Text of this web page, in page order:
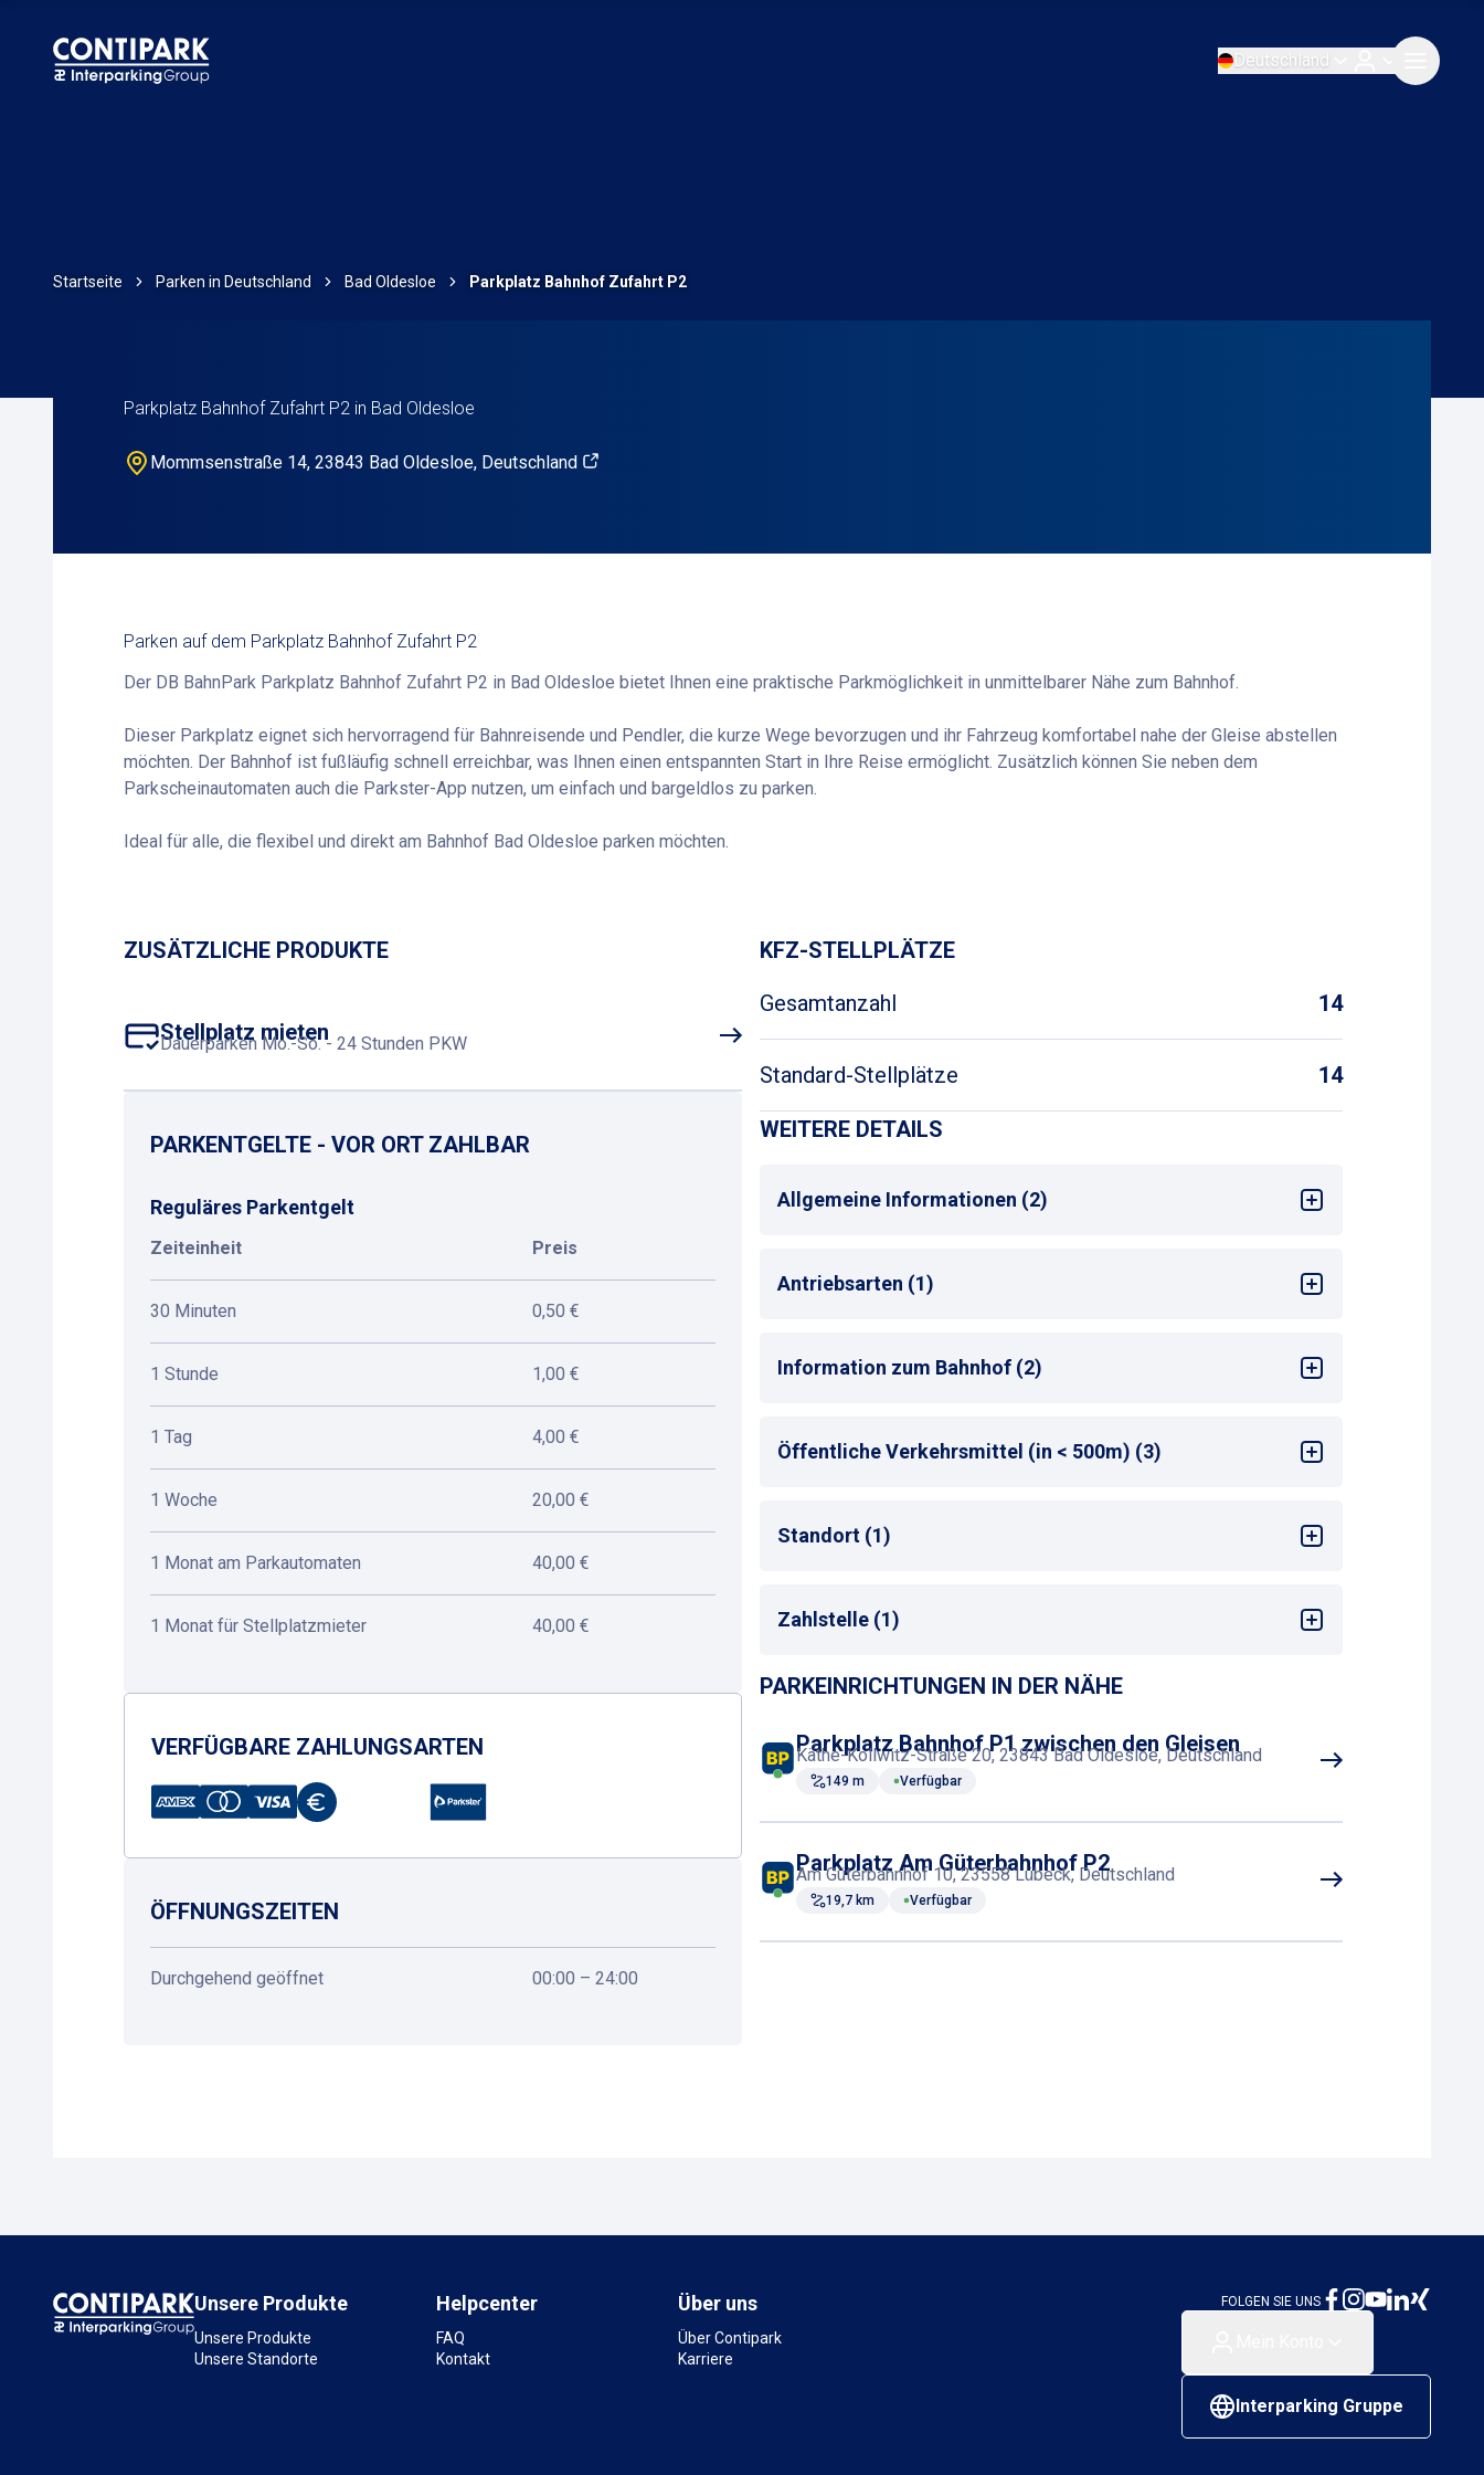
Deutschland
Startseite Parken in Deutschland Bad Oldesloe Parkplatz Bahnhof Zufahrt P2
Parkplatz Bahnhof Zufahrt P2 in Bad Oldesloe
Mommsenstraße 14, 23843 Bad Oldesloe, Deutschland
Parken auf dem Parkplatz Bahnhof Zufahrt P2
Der DB BahnPark Parkplatz Bahnhof Zufahrt P2 in Bad Oldesloe bietet Ihnen eine praktische Parkmöglichkeit in unmittelbarer Nähe zum Bahnhof.
Dieser Parkplatz eignet sich hervorragend für Bahnreisende und Pendler, die kurze Wege bevorzugen und ihr Fahrzeug komfortabel nahe der Gleise abstellen
möchten. Der Bahnhof ist fußläufig schnell erreichbar, was Ihnen einen entspannten Start in Ihre Reise ermöglicht. Zusätzlich können Sie neben dem
Parkscheinautomaten auch die Parkster-App nutzen, um einfach und bargeldlos zu parken.
Ideal für alle, die flexibel und direkt am Bahnhof Bad Oldesloe parken möchten.
ZUSÄTZLICHE PRODUKTE
Stellplatz mieten
Dauerparken Mo.-So. - 24 Stunden PKW
PARKENTGELTE - VOR ORT ZAHLBAR
Reguläres Parkentgelt
Zeiteinheit Preis
30 Minuten 0,50 €
1 Stunde 1,00 €
1 Tag 4,00 €
1 Woche 20,00 €
1 Monat am Parkautomaten 40,00 €
1 Monat für Stellplatzmieter 40,00 €
VERFÜGBARE ZAHLUNGSARTEN
ÖFFNUNGSZEITEN
Durchgehend geöffnet 00:00 – 24:00
KFZ-STELLPLÄTZE
Gesamtanzahl
14
Standard-Stellplätze 14
WEITERE DETAILS
Allgemeine Informationen (2)
Mehrsprachige Bedienung am Zahlautomaten
Max. Parkdauer: max. 13 Tage oder Monatsparkschein
Antriebsarten (1)
Information zum Bahnhof (2)
Entfernung zum nächsten Bahnhofseingang : 50-99 m
Öffentliche Verkehrsmittel (in < 500m) (3)
Bus-Haltestelle
Zug-Haltestelle
Standort (1)
Zahlstelle (1)
Parkscheinautomat
PARKEINRICHTUNGEN IN DER NÄHE
Parkplatz Bahnhof P1 zwischen den Gleisen
Käthe-Kollwitz-Straße 20, 23843 Bad Oldesloe, Deutschland
149 m Verfügbar
Parkplatz Am Güterbahnhof P2
Am Güterbahnhof 10, 23558 Lübeck, Deutschland
19,7 km Verfügbar
Unsere Produkte
Unsere Produkte
Unsere Standorte
Helpcenter
FAQ
Kontakt
Über uns
Über Contipark
Karriere
FOLGEN SIE UNS
Interparking Gruppe